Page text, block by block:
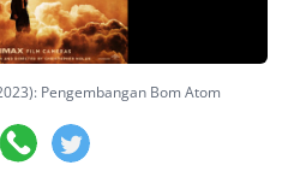
Pengembangan Bom Atom